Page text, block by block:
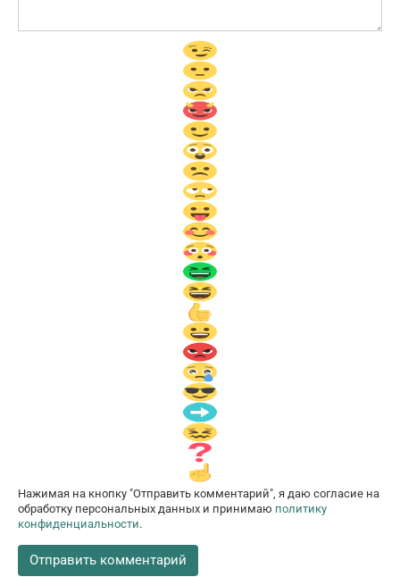
Нажимая на кнопку "Отправить комментарий", я даю согласие на
обработку персональных данных и принимаю политику
конфиденциальности.